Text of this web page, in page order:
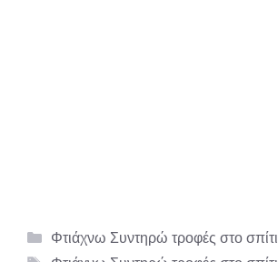
Κατηγορίες
Φτιάχνω Συντηρώ τροφές στο σπίτι